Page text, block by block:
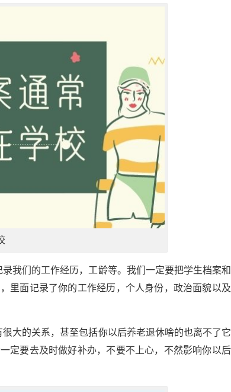
我们的工作经历，工龄等。我们一定要把学生档案
里面记录了你的工作经历，个人身份，政治面貌以
大的关系，甚至包括你以后养老退休啥的也离不了它
定要去及时做好补办，不要不上心，不然影响你以